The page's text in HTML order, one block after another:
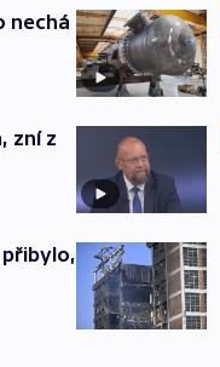
nechá
zní z